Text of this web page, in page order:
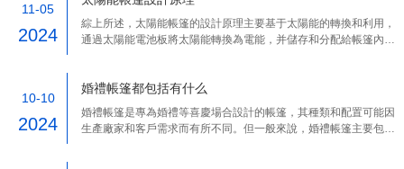
11-05
2024
綜上所述，太陽能帳篷的設計原理主要基于太陽能的轉換和利用，
通過太陽能電池板將太陽能轉換為電能，并儲存和分配給帳篷內的
10-10
2024
婚禮帳篷都包括有什么
婚禮帳篷是專為婚禮等喜慶場合設計的帳篷，其種類和配置可能因
生產廠家和客戶需求而有所不同。但一般來說，婚禮帳篷主要包括